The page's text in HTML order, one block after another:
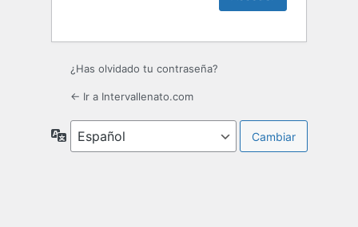
¿Has olvidado tu contraseña?
← Ir a Intervallenato.com
Idioma